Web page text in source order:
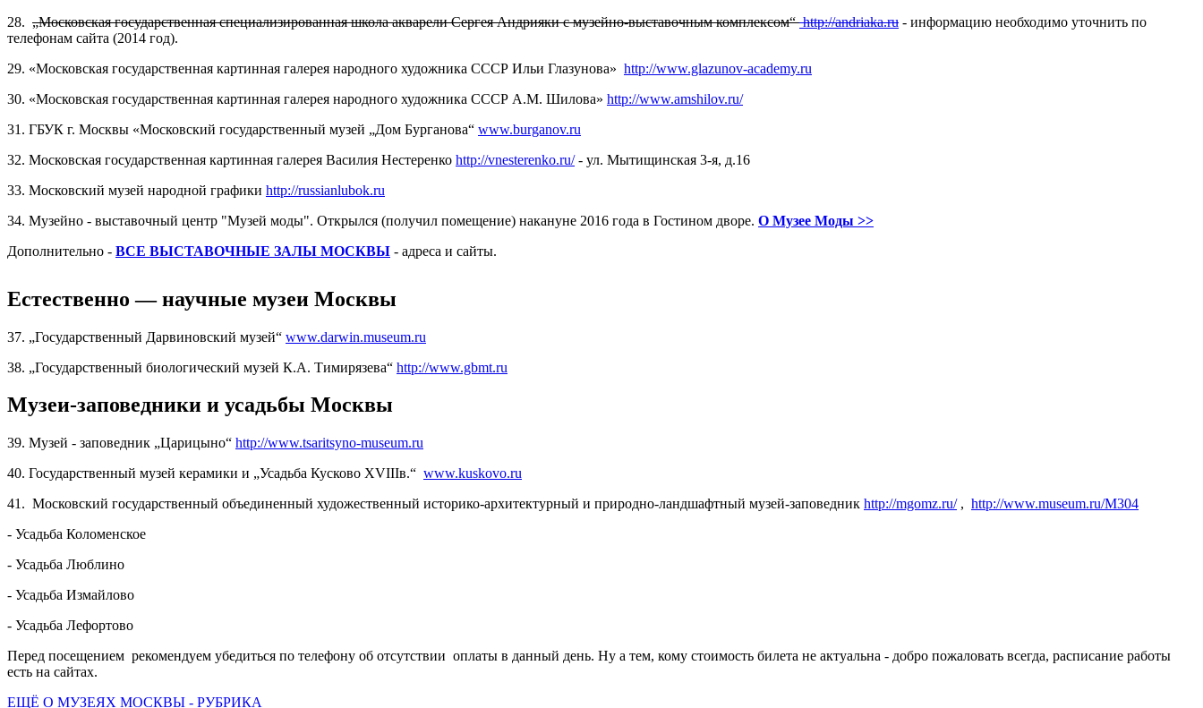
28. „Московская государственная специализированная школа акварели Сергея Андрияки с музейно-выставочным комплексом“http://andriaka.ru - информацию необходимо уточнить по
телефонам сайта (2014 год).
29. «Московская государственная картинная галерея народного художника СССР Ильи Глазунова» http://www.glazunov-academy.ru
30. «Московская государственная картинная галерея народного художника СССР А.М. Шилова» http://www.amshilov.ru/
31. ГБУК г. Москвы «Московский государственный музей „Дом Бурганова“ www.burganov.ru
32. Московская государственная картинная галерея Василия Нестеренко http://vnesterenko.ru/- ул. Мытищинская 3-я, д.16
33. Московский музей народной графики http://russianlubok.ru
34. Музейно - выставочный центр "Музей моды". Открылся (получил помещение) накануне 2016 года в Гостином дворе. О Музее Моды >>
Дополнительно - ВСЕ ВЫСТАВОЧНЫЕ ЗАЛЫ МОСКВЫ - адреса и сайты.
Естественно — научные музеи Москвы
37. „Государственный Дарвиновский музей“ www.darwin.museum.ru
38. „Государственный биологический музей К.А. Тимирязева“ http://www.gbmt.ru
Музеи-заповедники и усадьбы Москвы
39. Музей - заповедник „Царицыно“ http://www.tsaritsyno-museum.ru
40. Государственный музей керамики и „Усадьба Кусково XVIIIв.“ www.kuskovo.ru
41. Московский государственный объединенный художественный историко-архитектурный и природно-ландшафтный музей-заповедник http://mgomz.ru/, http://www.museum.ru/M304
- Усадьба Коломенское
- Усадьба Люблино
- Усадьба Измайлово
- Усадьба Лефортово
Перед посещением рекомендуем убедиться по телефону об отсутствии оплаты в данный день. Ну а тем, кому стоимость билета не актуальна - добро пожаловать всегда, расписание работы
есть на сайтах.
ЕЩЁ О МУЗЕЯХ МОСКВЫ - РУБРИКА